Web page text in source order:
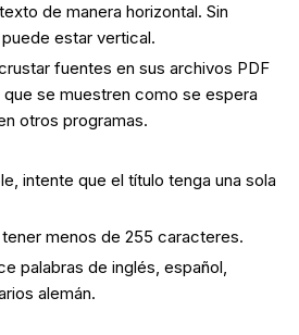
de manera horizontal. Sin
estar vertical.
fuentes en sus archivos PDF
que se muestren como se espera
otros programas.
intente que el título tenga una sola
menos de 255 caracteres.
palabras de inglés, español,
alemán.